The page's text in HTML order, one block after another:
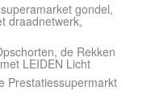
gondel,
draadnetwerk,
de Rekken
LEIDEN Licht
Prestatiessupermarkt